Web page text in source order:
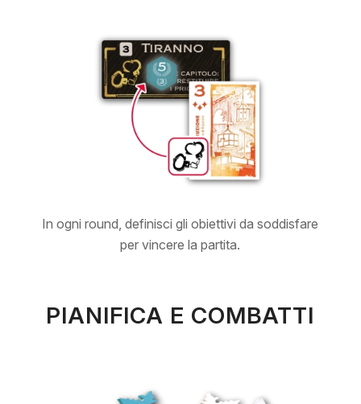
In ogni round, definisci gli obiettivi da soddisfare
per vincere la partita.
PIANIFICA E COMBATTI